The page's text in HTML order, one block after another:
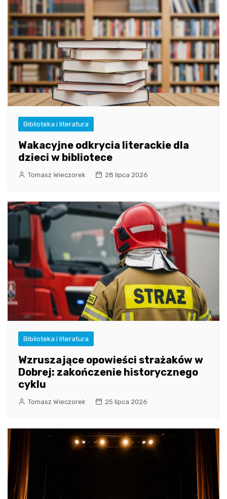
Biblioteka i literatura
Wakacyjne odkrycia literackie dla
dzieci w bibliotece
Tomasz Wieczorek 28 lipca 2026
Biblioteka i literatura
Wzruszające opowieści strażaków w
Dobrej: zakończenie historycznego
cyklu
Tomasz Wieczorek 25 lipca 2026